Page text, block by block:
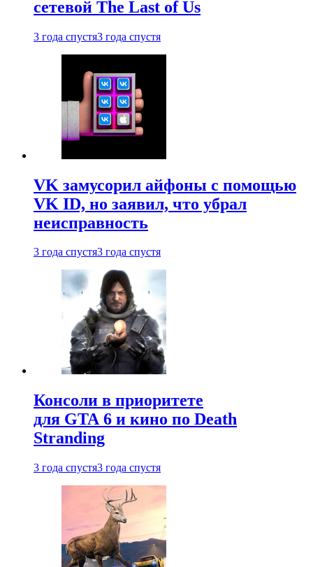
сетевой The Last of Us
3 года спустя3 года спустя
VK замусорил айфоны с помощью
VK ID, но заявил, что убрал
неисправность
3 года спустя3 года спустя
Консоли в приоритете
для GTA 6 и кино по Death
Stranding
3 года спустя3 года спустя